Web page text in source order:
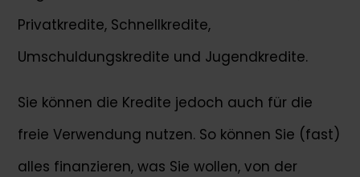
Privatkredite, Schnellkredite,
Umschuldungskredite und Jugendkredite.
Sie können die Kredite jedoch auch für die
freie Verwendung nutzen. So können Sie (fast)
alles finanzieren, was Sie wollen, von der